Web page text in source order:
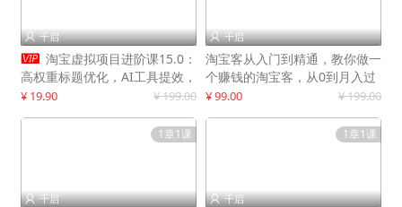
 千启
 淘宝虚拟项目进阶课15.0：
高权重标题优化，AI工具提效，
自动盈利模式搭建
¥ 19.90 ¥ 199.00
 千启
淘宝客从入门到精通，教你做一
个赚钱的淘宝客，从0到月入过
万
¥ 99.00 ¥ 199.00
1章1课
 千启
1章1课
 千启